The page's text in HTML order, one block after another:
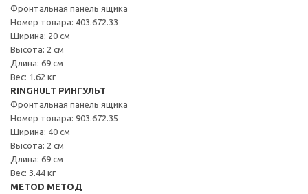
Фронтальная панель ящика
Номер товара: 403.672.33
Ширина: 20 см
Высота: 2 см
Длина: 69 см
Вес: 1.62 кг
RINGHULT РИНГУЛЬТ
Фронтальная панель ящика
Номер товара: 903.672.35
Ширина: 40 см
Высота: 2 см
Длина: 69 см
Вес: 3.44 кг
METOD МЕТОД